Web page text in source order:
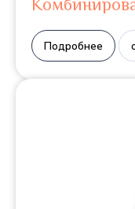
Подробнее